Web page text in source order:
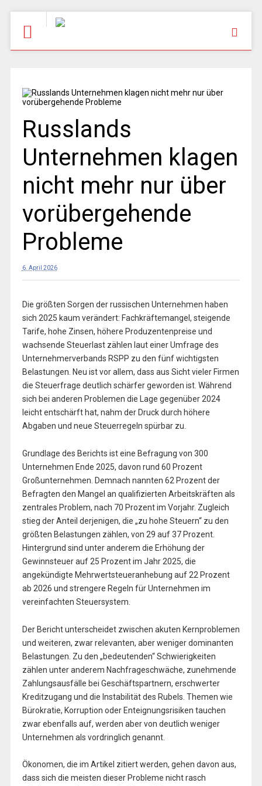
Russlands
Unternehmen klagen
nicht mehr nur über
vorübergehende
Probleme
6. April 2026
Die größten Sorgen der russischen Unternehmen haben
sich 2025 kaum verändert: Fachkräftemangel, steigende
Tarife, hohe Zinsen, höhere Produzentenpreise und
wachsende Steuerlast zählen laut einer Umfrage des
Unternehmerverbands RSPP zu den fünf wichtigsten
Belastungen. Neu ist vor allem, dass aus Sicht vieler Firmen
die Steuerfrage deutlich schärfer geworden ist. Während
sich bei anderen Problemen die Lage gegenüber 2024
leicht entschärft hat, nahm der Druck durch höhere
Abgaben und neue Steuerregeln spürbar zu.
Grundlage des Berichts ist eine Befragung von 300
Unternehmen Ende 2025, davon rund 60 Prozent
Großunternehmen. Demnach nannten 62 Prozent der
Befragten den Mangel an qualifizierten Arbeitskräften als
zentrales Problem, nach 70 Prozent im Vorjahr. Zugleich
stieg der Anteil derjenigen, die „zu hohe Steuern“ zu den
größten Belastungen zählen, von 29 auf 37 Prozent.
Hintergrund sind unter anderem die Erhöhung der
Gewinnsteuer auf 25 Prozent im Jahr 2025, die
angekündigte Mehrwertsteueranhebung auf 22 Prozent
ab 2026 und strengere Regeln für Unternehmen im
vereinfachten Steuersystem.
Der Bericht unterscheidet zwischen akuten Kernproblemen
und weiteren, zwar relevanten, aber weniger dominanten
Belastungen. Zu den „bedeutenden“ Schwierigkeiten
zählen unter anderem Nachfrageschwäche, zunehmende
Zahlungsausfälle bei Geschäftspartnern, erschwerter
Kreditzugang und die Instabilität des Rubels. Themen wie
Bürokratie, Korruption oder Enteignungsrisiken tauchen
zwar ebenfalls auf, werden aber von deutlich weniger
Unternehmen als vordringlich genannt.
Ökonomen, die im Artikel zitiert werden, gehen davon aus,
dass sich die meisten dieser Probleme nicht rasch